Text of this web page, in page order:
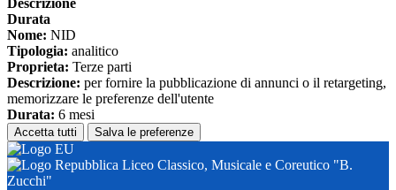
Descrizione
Durata
Nome: NID
Tipologia: analitico
Proprieta: Terze parti
Descrizione: per fornire la pubblicazione di annunci o il retargeting,
memorizzare le preferenze dell'utente
Durata: 6 mesi
Accetta tutti Salva le preferenze
Liceo Classico, Musicale e Coreutico "B.
Zucchi"